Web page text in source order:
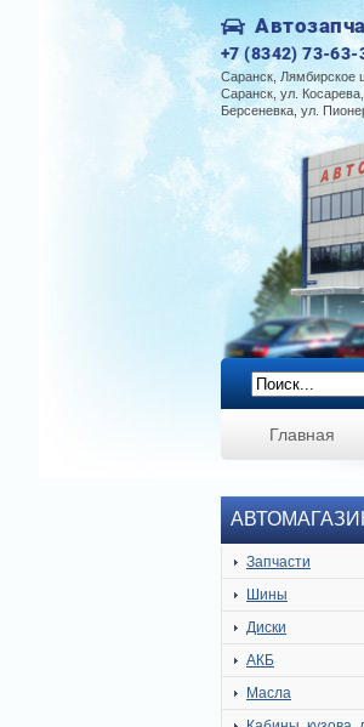
+7 (8342) 73-63-
Саранск, Лямбирское
Саранск, ул.
Берсеневка, ул.
Главная
Запчасти
Шины
Диски
АКБ
Масла